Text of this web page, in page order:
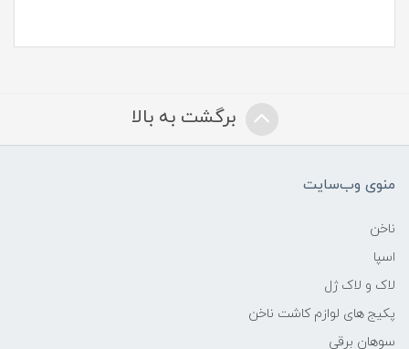
برگشت به بالا
منوی وب‌سایت
ناخن
اسپا
لاک و لاک ژل
پکیج های لوازم کاشت ناخن
سوهان برقی